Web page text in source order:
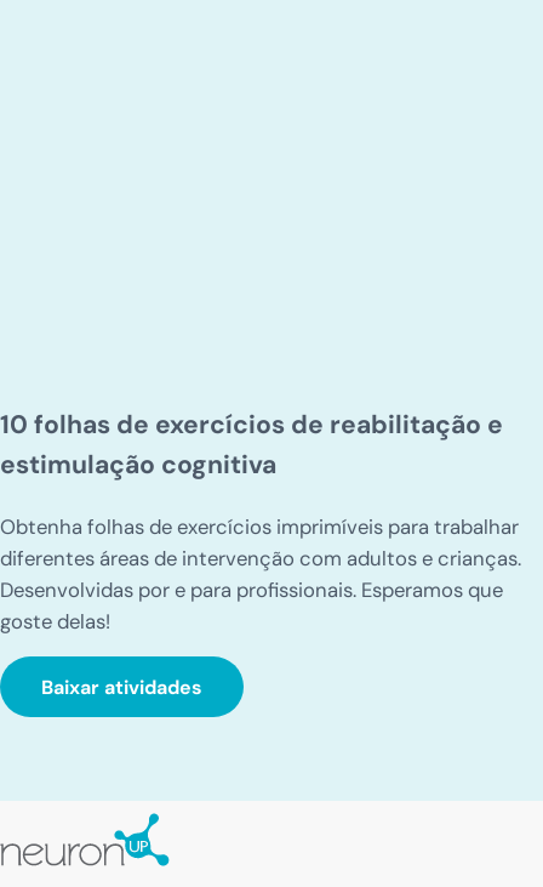
10 folhas de exercícios de reabilitação e
estimulação cognitiva
Obtenha folhas de exercícios imprimíveis para trabalhar
diferentes áreas de intervenção com adultos e crianças.
Desenvolvidas por e para profissionais. Esperamos que
goste delas!
Baixar atividades